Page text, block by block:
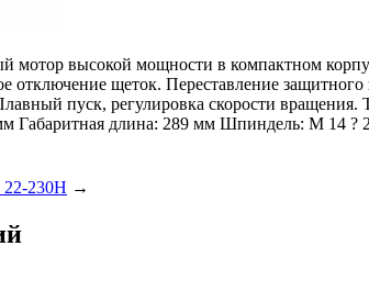
высокой мощности в компактном
отключение щеток. Переставление
Плавный пуск, регулировка скорости
Габаритная длина: 289 мм Шпиндель: M 14 ?
230H →